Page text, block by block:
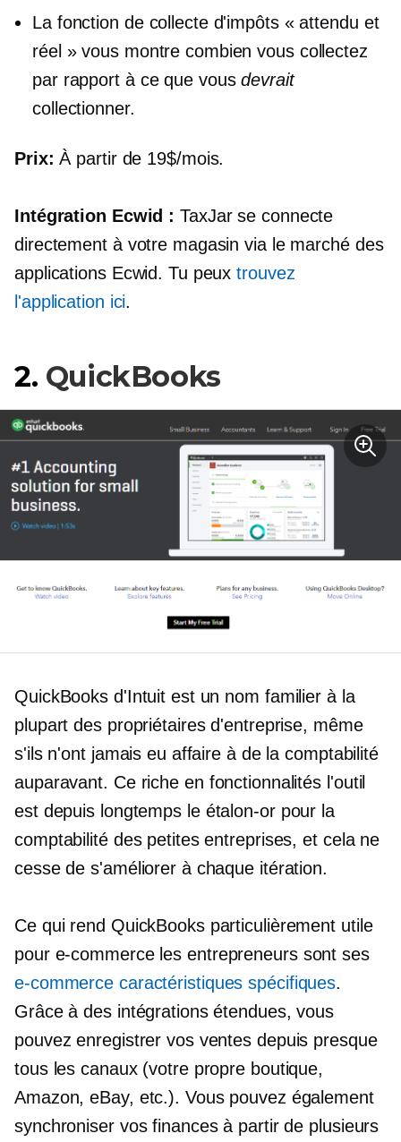
La fonction de collecte d'impôts « attendu et
réel » vous montre combien vous collectez
par rapport à ce que vousdevrait
collectionner.
Prix:À partir de 19$/mois.
Intégration Ecwid : TaxJar se connecte
directement à votre magasin via le marché des
applications Ecwid. Tu peuxtrouvez
l'application ici.
2. QuickBooks
QuickBooks d'Intuit est un nom familier à la
plupart des propriétaires d'entreprise, même
s'ils n'ont jamais eu affaire à de la comptabilité
auparavant. Ce riche en fonctionnalités l'outil
est depuis longtemps le étalon-orpour la
comptabilité des petites entreprises, et cela ne
cesse de s'améliorer à chaque itération.
Ce qui rend QuickBooks particulièrement utile
pour e-commerceles entrepreneurs sont ses
e-commerce caractéristiques spécifiques.
Grâce à des intégrations étendues, vous
pouvez enregistrer vos ventes depuis presque
tous les canaux (votre propre boutique,
Amazon, eBay, etc.). Vous pouvez également
synchroniser vos finances à partir de plusieurs